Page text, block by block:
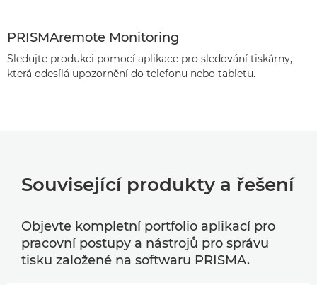
PRISMAremote Monitoring
Sledujte produkci pomocí aplikace pro sledování tiskárny,
která odesílá upozornění do telefonu nebo tabletu.
Související produkty a řešení
Objevte kompletní portfolio aplikací pro
pracovní postupy a nástrojů pro správu
tisku založené na softwaru PRISMA.